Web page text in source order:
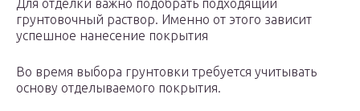
Для отделки важно подобрать подходящий
грунтовочный раствор. Именно от этого зависит
успешное нанесение покрытия
Во время выбора грунтовки требуется учитывать
основу отделываемого покрытия.